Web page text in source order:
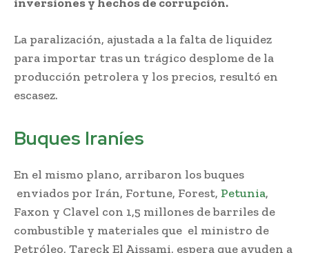
La paralización, ajustada a la falta de liquidez
para importar tras un trágico desplome de la
producción petrolera y los precios, resultó en
escasez.
Buques Iraníes
En el mismo plano, arribaron los buques
enviados por Irán, Fortune, Forest, Petunia,
Faxon y Clavel con 1,5 millones de barriles de
combustible y materiales que el ministro de
Petróleo, Tareck El Aissami, espera que ayuden a